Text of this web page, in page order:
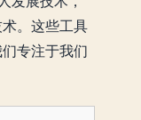
。这些工具
专注于我们